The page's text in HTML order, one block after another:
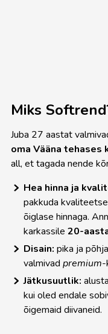
Miks
Juba 27 aastat
oma Vääna tehases
all, et tagada nende
Hea hinna ja
pakkuda
õiglase hinnaga.
karkassile 20-
Disain: pika ja
valmivad premium-
Jätkusuutlik:
kui oled endale
õigemaid diivaneid.